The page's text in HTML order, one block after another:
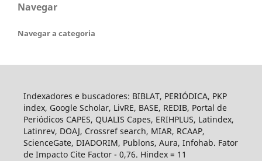
Navegar
Navegar a categoria
Indexadores e buscadores: BIBLAT, PERIÓDICA, PKP
index, Google Scholar, LivRE, BASE, REDIB, Portal de
Periódicos CAPES, QUALIS Capes, ERIHPLUS, Latindex,
Latinrev, DOAJ, Crossref search, MIAR, RCAAP,
ScienceGate, DIADORIM, Publons, Aura, Infohab. Fator
de Impacto Cite Factor - 0,76. Hindex = 11